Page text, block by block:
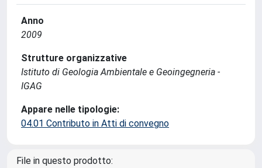
Anno
2009
Strutture organizzative
Istituto di Geologia Ambientale e Geoingegneria -
IGAG
Appare nelle tipologie:
04.01 Contributo in Atti di convegno
File in questo prodotto: